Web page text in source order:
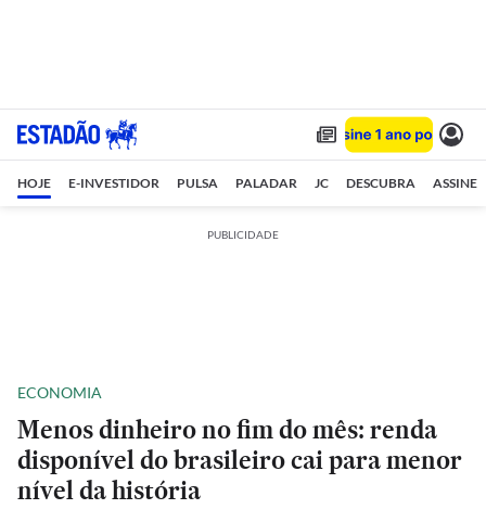
HOJE E-INVESTIDOR PULSA PALADAR JC DESCUBRA ASSINE
PUBLICIDADE
ECONOMIA
Menos dinheiro no fim do mês: renda
disponível do brasileiro cai para menor
nível da história